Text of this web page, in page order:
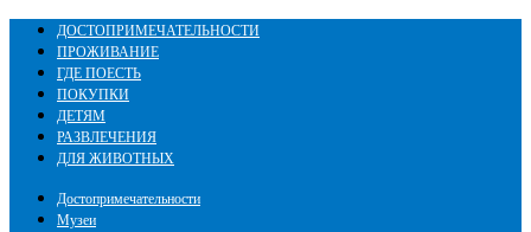
ДОСТОПРИМЕЧАТЕЛЬНОСТИ
ПРОЖИВАНИЕ
ГДЕ ПОЕСТЬ
ПОКУПКИ
ДЕТЯМ
РАЗВЛЕЧЕНИЯ
ДЛЯ ЖИВОТНЫХ
Достопримечательности
Музеи